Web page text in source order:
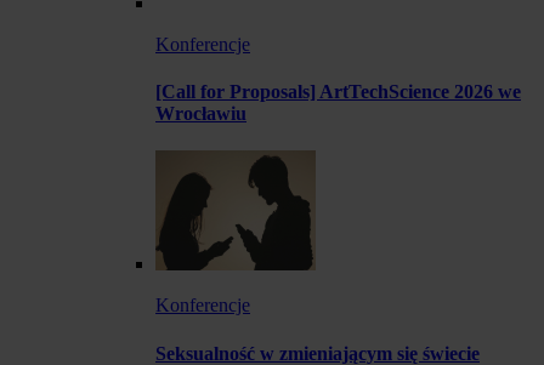
Konferencje
[Call for Proposals] ArtTechScience 2026 we
Wrocławiu
Konferencje
Seksualność w zmieniającym się świecie